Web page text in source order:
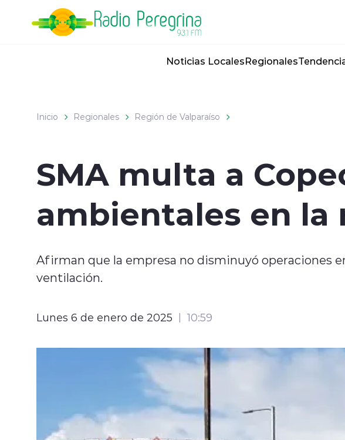
Noticias LocalesRegionales
Inicio Regionales Región de Valparaíso
SMA multa a
ambientales en la
Afirman que la empresa no disminuyó operaciones
ventilación.
Lunes 6 de enero de 2025 10:59